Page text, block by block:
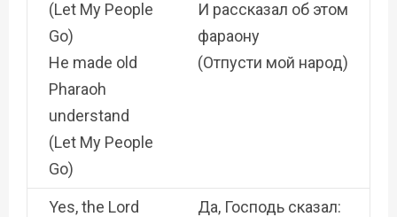
(Let My People
Go)
He made old
Pharaoh
understand
(Let My People
Go)
И рассказал об этом
фараону
(Отпусти мой народ)
Yes, the Lord
Да, Господь сказал: